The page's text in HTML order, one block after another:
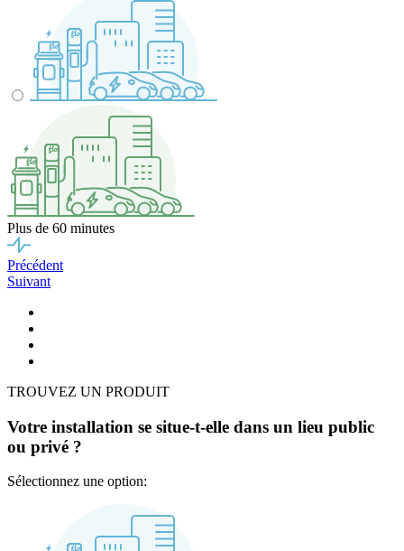
Plus de 60 minutes
Précédent
Suivant
TROUVEZ UN PRODUIT
Votre installation se situe-t-elle dans un lieu public
ou privé ?
Sélectionnez une option: